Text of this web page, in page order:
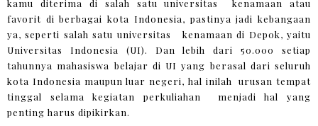
kamu diterima di salah satu universitas kenamaan atau
favorit di berbagai kota Indonesia, pastinya jadi kebangaan
ya, seperti salah satu universitas kenamaan di Depok, yaitu
Universitas Indonesia (UI). Dan lebih dari 50.000 setiap
tahunnya mahasiswa belajar di UI yang berasal dari seluruh
kota Indonesia maupun luar negeri, hal inilah urusan tempat
tinggal selama kegiatan perkuliahan menjadi hal yang
penting harus dipikirkan.